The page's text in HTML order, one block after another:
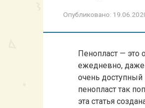
Опубликовано:
Пенопласт — это
ежедневно, даже
очень
пенопласт так
эта статья